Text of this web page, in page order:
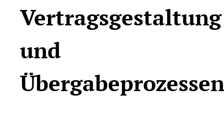
Vertragsgestaltung
und
Übergabeprozessen